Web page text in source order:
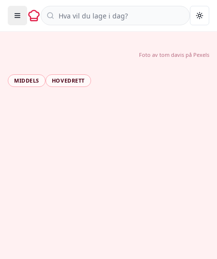
Søk i oppskrifter
MIDDELS HOVEDRETT
Foto av tom davis på Pexels